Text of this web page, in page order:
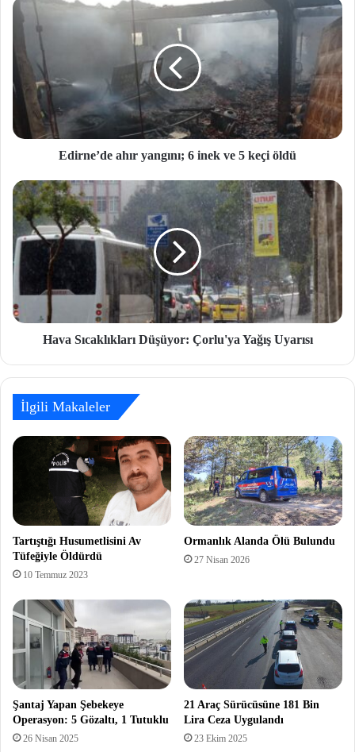
Edirne’de ahır yangını; 6 inek ve 5 keçi öldü
Hava Sıcaklıkları Düşüyor: Çorlu'ya Yağış Uyarısı
İlgili Makaleler
Tartıştığı Husumetlisini Av
Tüfeğiyle Öldürdü
10 Temmuz 2023
Ormanlık Alanda Ölü Bulundu
27 Nisan 2026
Şantaj Yapan Şebekeye
Operasyon: 5 Gözaltı, 1 Tutuklu
26 Nisan 2025
21 Araç Sürücüsüne 181 Bin
Lira Ceza Uygulandı
23 Ekim 2025